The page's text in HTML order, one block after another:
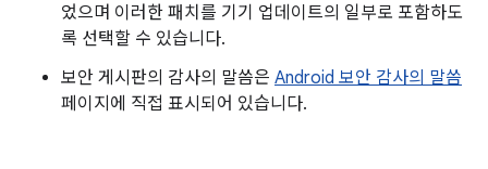
었으며 이러한 패치를 기기 업데이트의 일부로 포함하도
록 선택할 수 있습니다.
보안 게시판의 감사의 말씀은 Android 보안 감사의 말씀
페이지에 직접 표시되어 있습니다.